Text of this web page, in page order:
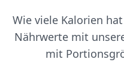
Wie viele Kalorien hat
Nährwerte mit
mit